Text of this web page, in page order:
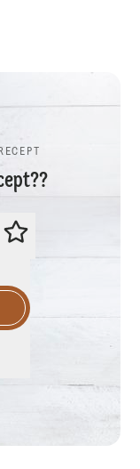
OVAJ